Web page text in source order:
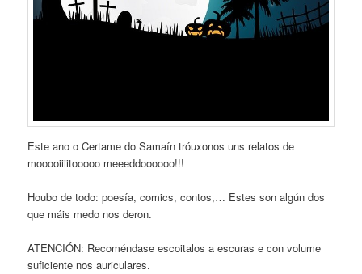
Este ano o Certame do Samaín tróuxonos uns relatos de
mooooiiiitooooo meeeddoooooo!!!
Houbo de todo: poesía, comics, contos,… Estes son algún dos
que máis medo nos deron.
ATENCIÓN: Recoméndase escoitalos a escuras e con volume
suficiente nos auriculares.